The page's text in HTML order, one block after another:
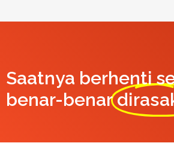
Saatnya berhenti
benar-benar